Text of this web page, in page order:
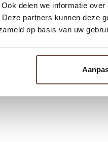
delen we informatie
partners kunnen deze
op basis van uw